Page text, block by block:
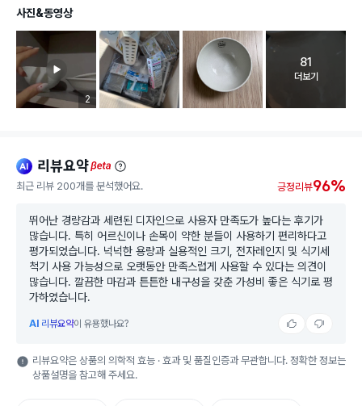
사진&동영상
리뷰 이미지 등록 개수
2
고객 리뷰
81
더보기
ai 리뷰요약beta
최근 리뷰 200개를 분석했어요. 긍정리뷰96%
뛰어난 경량감과 세련된 디자인으로 사용자 만족도가 높다는 후기가
많습니다. 특히 어르신이나 손목이 약한 분들이 사용하기 편리하다고
평가되었습니다. 넉넉한 용량과 실용적인 크기, 전자레인지 및 식기세
척기 사용 가능성으로 오랫동안 만족스럽게 사용할 수 있다는 의견이
많습니다. 깔끔한 마감과 튼튼한 내구성을 갖춘 가성비 좋은 식기로 평
가하였습니다.
AI 리뷰요약이 유용했나요?
리뷰요약은 상품의 의학적 효능 · 효과 및 품질인증과 무관합니다. 정확한 정보는
상품설명을 참고해 주세요.